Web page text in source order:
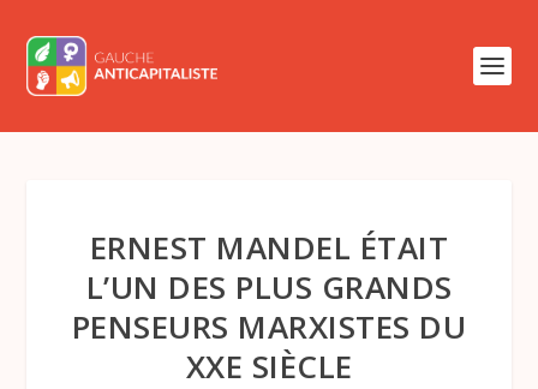
ERNEST MANDEL ÉTAIT
L’UN DES PLUS GRANDS
PENSEURS MARXISTES DU
XXE SIÈCLE